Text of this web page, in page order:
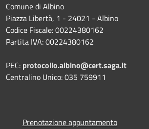
Comune di Albino
Piazza Libertà, 1 - 24021 - Albino
Codice Fiscale: 00224380162
Partita IVA: 00224380162
PEC: protocollo.albino@cert.saga.it
Centralino Unico: 035 759911
Prenotazione appuntamento